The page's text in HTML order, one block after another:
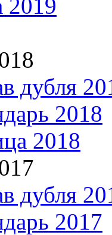
2019
дубля
2018
2018
дубля
2017